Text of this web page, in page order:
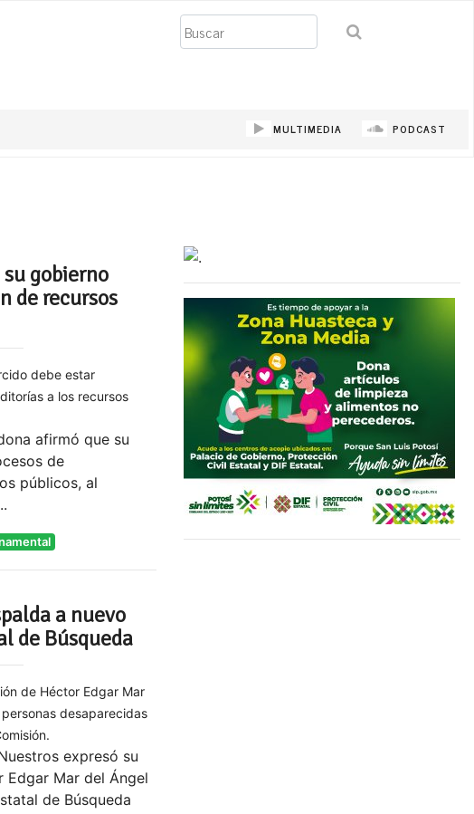
Buscar
MULTIMEDIA PODCAST
gobierno
de recursos
debe estar
a los recursos
afirmó que su
de
públicos, al
a nuevo
de Búsqueda
de Héctor Edgar Mar
desaparecidas
expresó su
Mar del Ángel
de Búsqueda